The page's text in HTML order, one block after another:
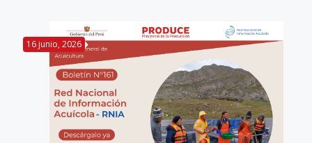
16 junio, 2026